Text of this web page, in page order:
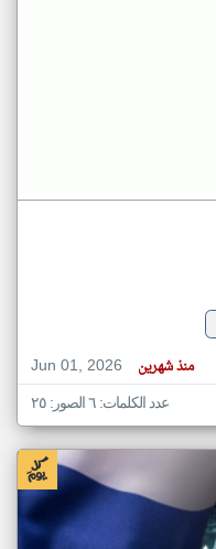
Jun 01, 2026
منذ شهرين
عدد الكلمات: ٦ الصور: ٢٥